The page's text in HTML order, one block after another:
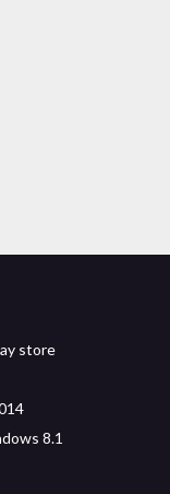
store
8.1